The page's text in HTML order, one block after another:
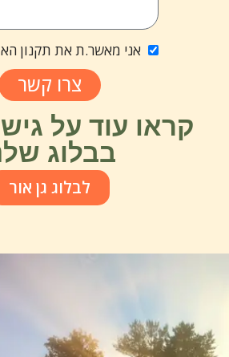
אני מאשר.ת את תקנון
צרו קשר
קראו עוד על
בבלוג
לבלוג גן אור